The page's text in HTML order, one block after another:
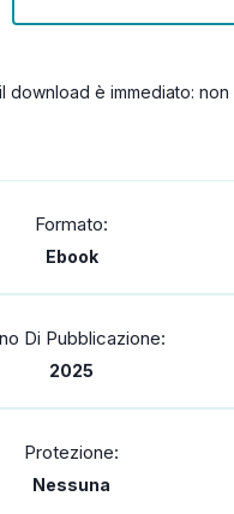
download è immediato:
Formato:
Ebook
Di Pubblicazione:
2025
Protezione:
Nessuna